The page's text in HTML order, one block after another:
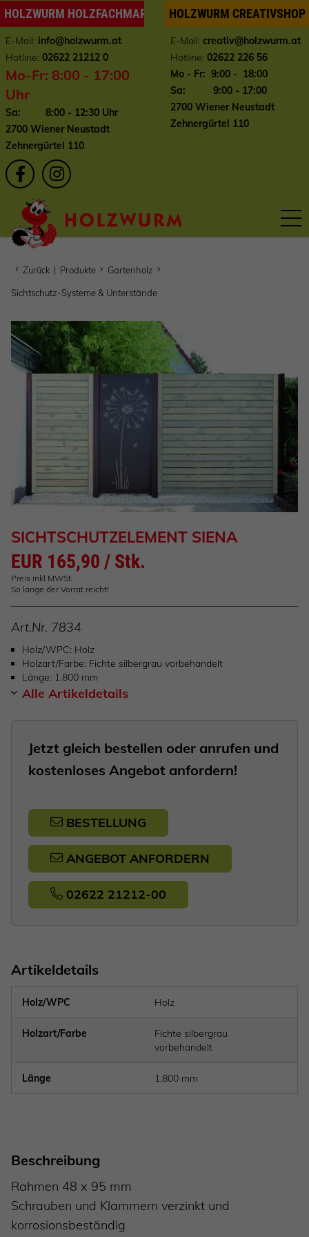
HOLZWURM HOLZFACHMARKT
E-Mail: info@holzwurm.at
Hotline: 02622 21212 0
Mo-Fr: 8:00 - 17:00
Uhr
Sa: 8:00 - 12:30 Uhr
2700 Wiener Neustadt
Zehnergürtel 110
HOLZWURM CREATIVSHOP
E-Mail: creativ@holzwurm.at
Hotline: 02622 226 56
Mo - Fr: 9:00 - 18:00
Sa: 9:00 - 17:00
2700 Wiener Neustadt
Zehnergürtel 110
Zurück | Produkte Gartenholz
Sichtschutz-Systeme & Unterstände
SICHTSCHUTZELEMENT SIENA
EUR 165,90 / Stk.
Preis inkl MWSt.
So lange der Vorrat reicht!
Art.Nr. 7834
Holz/WPC Holz
Holzart/Farbe Fichte silbergrau vorbehandelt
Länge 1.800 mm
Alle Artikeldetails
Jetzt gleich bestellen oder anrufen und
kostenloses Angebot anfordern!
BESTELLUNG
ANGEBOT ANFORDERN
02622 21212-00
Artikeldetails
Holz/WPC Holz
Holzart/Farbe
Fichte silbergrau
vorbehandelt
Länge 1.800 mm
Beschreibung
Rahmen 48 x 95 mm
Schrauben und Klammern verzinkt und
korrosionsbeständig